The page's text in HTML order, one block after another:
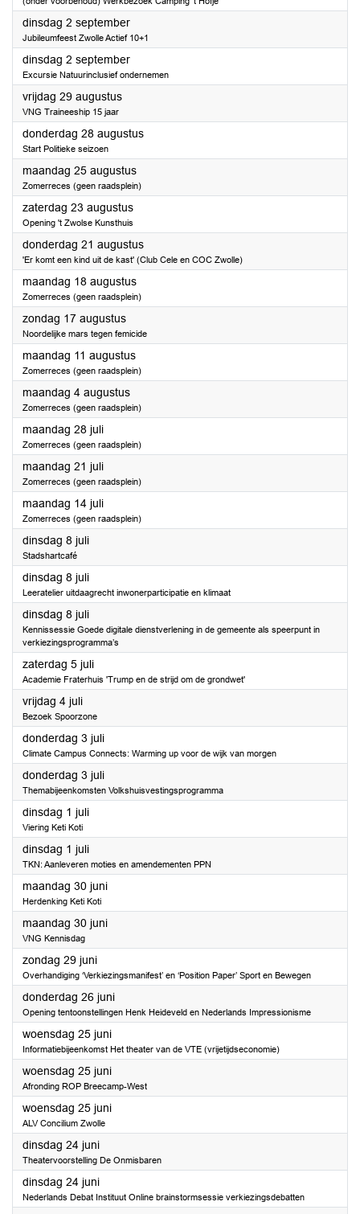
dinsdag 2 september2025
Jubileumfeest Zwolle Actief 10+1
dinsdag 2 september2025
Excursie Natuurinclusief ondernemen
vrijdag 29 augustus2025
VNG Traineeship 15 jaar
donderdag 28 augustus2025
Start Politieke seizoen
maandag 25 augustus2025
Zomerreces (geen raadsplein)
zaterdag 23 augustus2025
Opening 't Zwolse Kunsthuis
donderdag 21 augustus2025
'Er komt een kind uit de kast' (Club Cele en COC Zwolle)
maandag 18 augustus2025
Zomerreces (geen raadsplein)
zondag 17 augustus2025
Noordelijke mars tegen femicide
maandag 11 augustus2025
Zomerreces (geen raadsplein)
maandag 4 augustus2025
Zomerreces (geen raadsplein)
maandag 28 juli2025
Zomerreces (geen raadsplein)
maandag 21 juli2025
Zomerreces (geen raadsplein)
maandag 14 juli2025
Zomerreces (geen raadsplein)
dinsdag 8 juli2025
Stadshartcafé
dinsdag 8 juli2025
Leeratelier uitdaagrecht inwonerparticipatie en klimaat
dinsdag 8 juli2025
Kennissessie Goede digitale dienstverlening in de gemeente als speerpunt in
verkiezingsprogramma’s
zaterdag 5 juli2025
Academie Fraterhuis 'Trump en de strijd om de grondwet'
vrijdag 4 juli2025
Bezoek Spoorzone
donderdag 3 juli2025
Climate Campus Connects: Warming up voor de wijk van morgen
donderdag 3 juli2025
Themabijeenkomsten Volkshuisvestingsprogramma
dinsdag 1 juli2025
Viering Keti Koti
dinsdag 1 juli2025
TKN: Aanleveren moties en amendementen PPN
maandag 30 juni2025
Herdenking Keti Koti
maandag 30 juni2025
VNG Kennisdag
zondag 29 juni2025
Overhandiging ‘Verkiezingsmanifest’ en ‘Position Paper’ Sport en Bewegen
donderdag 26 juni2025
Opening tentoonstellingen Henk Heideveld en Nederlands Impressionisme
woensdag 25 juni2025
Informatiebijeenkomst Het theater van de VTE (vrijetijdseconomie)
woensdag 25 juni2025
Afronding ROP Breecamp-West
woensdag 25 juni2025
ALV Concilium Zwolle
dinsdag 24 juni2025
Theatervoorstelling De Onmisbaren
dinsdag 24 juni2025
Nederlands Debat Instituut Online brainstormsessie verkiezingsdebatten